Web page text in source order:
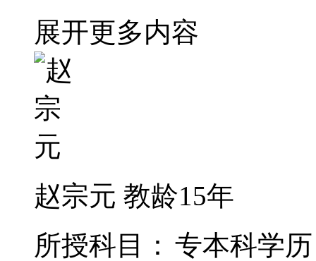
展开更多内容
赵宗元 教龄15年
所授科目： 专本科学历